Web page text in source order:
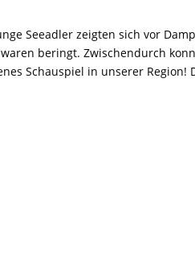
Seeadler zeigten sich vor
beringt. Zwischendurch
Schauspiel in unserer